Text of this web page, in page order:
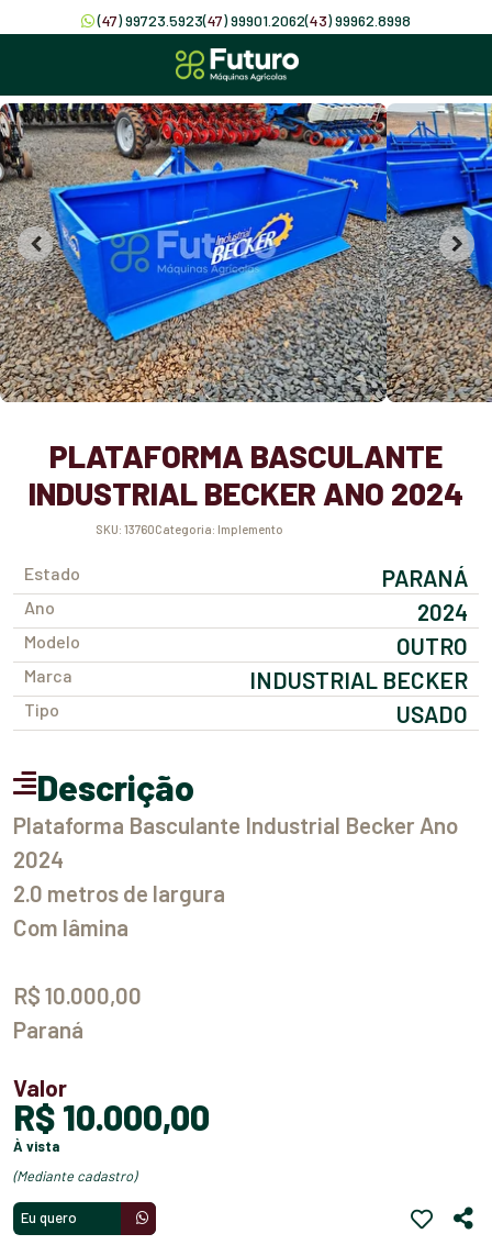
(47) 99723.5923(47) 99901.2062(43) 99962.8998
PLATAFORMA BASCULANTE
INDUSTRIAL BECKER ANO 2024
SKU: 13760 Categoria: Implemento
Estado PARANÁ
Ano 2024
Modelo OUTRO
Marca INDUSTRIAL BECKER
Tipo USADO
Descrição
Plataforma Basculante Industrial Becker Ano
2024
2.0 metros de largura
Com lâmina
R$ 10.000,00
Paraná
Valor
R$ 10.000,00
à vista
(mediante cadastro)
Eu quero